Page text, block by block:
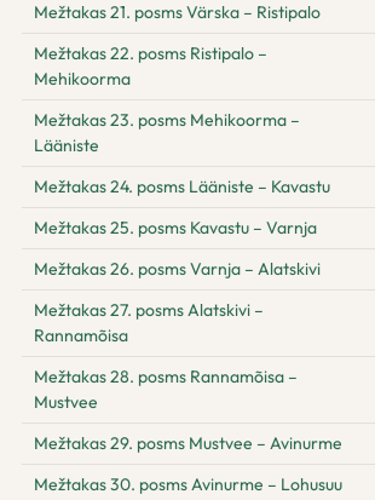
Mežtakas 21. posms Värska – Ristipalo
Mežtakas 22. posms Ristipalo –
Mehikoorma
Mežtakas 23. posms Mehikoorma –
Lääniste
Mežtakas 24. posms Lääniste – Kavastu
Mežtakas 25. posms Kavastu – Varnja
Mežtakas 26. posms Varnja – Alatskivi
Mežtakas 27. posms Alatskivi –
Rannamõisa
Mežtakas 28. posms Rannamõisa –
Mustvee
Mežtakas 29. posms Mustvee – Avinurme
Mežtakas 30. posms Avinurme – Lohusuu